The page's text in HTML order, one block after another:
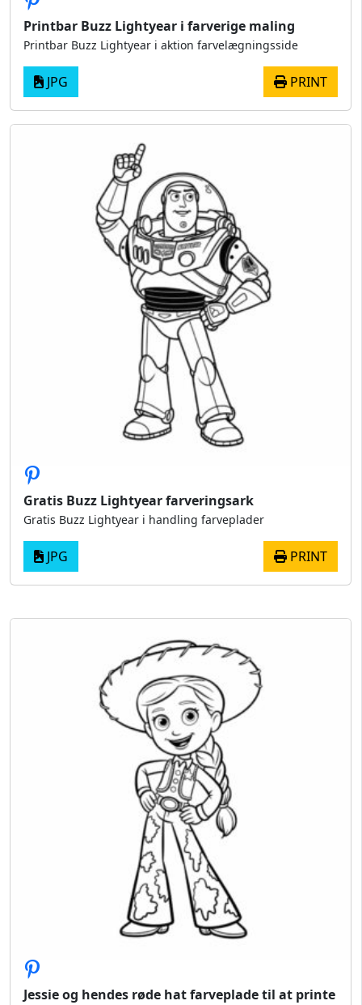
Printbar Buzz Lightyear i farverige maling
Printbar Buzz Lightyear i aktion farvelægningsside
JPG PRINT
Gratis Buzz Lightyear farveringsark
Gratis Buzz Lightyear i handling farveplader
JPG PRINT
Jessie og hendes røde hat farveplade til at printe